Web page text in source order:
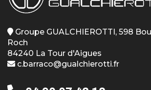
Groupe GUALCHIEROTTI, 598
Roch
84240 La Tour d'Aigues
c.barraco@gualchierotti.fr